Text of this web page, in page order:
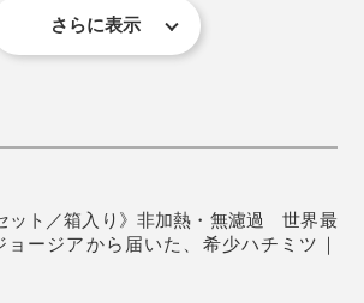
にまとめ、巣へ持ち帰ったもの。タン
、ミネラル、アミノ酸などが豊富に含
じの、ハチミツ習慣
結晶化、分離する場合があります
さらに表示
ット／箱入り》非加熱・無濾過 世界最
ージアから届いた、希少ハチミツ｜